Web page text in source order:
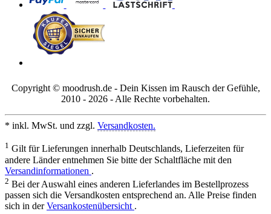
Copyright © moodrush.de - Dein Kissen im Rausch der Gefühle,
2010 - 2026 - Alle Rechte vorbehalten.
* inkl. MwSt. und zzgl. Versandkosten.
1 Gilt für Lieferungen innerhalb Deutschlands, Lieferzeiten für
andere Länder entnehmen Sie bitte der Schaltfläche mit den
Versandinformationen .
2 Bei der Auswahl eines anderen Lieferlandes im Bestellprozess
passen sich die Versandkosten entsprechend an. Alle Preise finden
sich in derVersankostenübersicht .